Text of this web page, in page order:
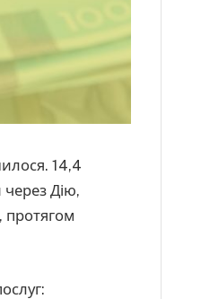
14,4
Дію,
протягом